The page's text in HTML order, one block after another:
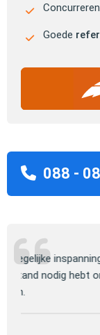
Goede
088 -
De keuze voor
Das Automotive
100%